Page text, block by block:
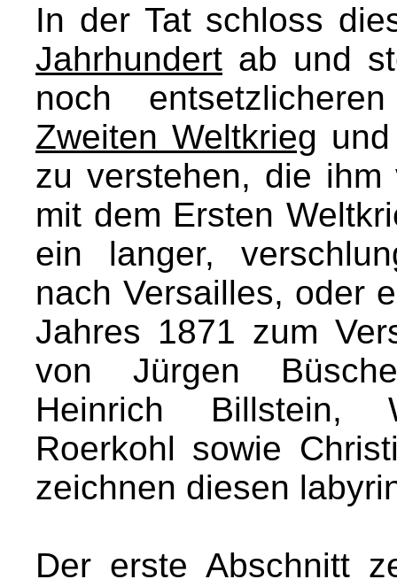
In der Tat schloss
Jahrhundert ab und
noch
Zweiten Weltkrieg
zu verstehen, die
mit dem Ersten
ein langer,
nach Versailles, oder
Jahres 1871 zum
von Jürgen
Heinrich Billstein,
Roerkohl sowie
zeichnen diesen
Der erste Abschnitt